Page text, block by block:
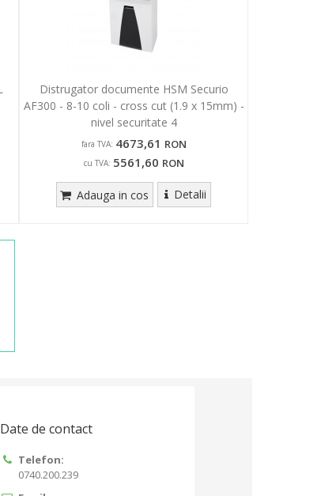
Distrugator documente HSM Securio
AF300 - 8-10 coli - cross cut (1.9 x 15mm) -
nivel securitate 4
fara TVA: 4673,61 RON
cu TVA: 5561,60 RON
Adauga in cos Detalii
Date de contact
Telefon:
0740.200.239